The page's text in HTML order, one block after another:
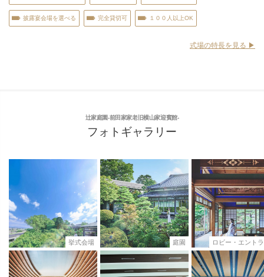
披露宴会場を選べる 完全貸切可 １００人以上OK
式場の特長を見る ▶︎
辻家庭園-前田家家老旧横山家迎賓館-
フォトギャラリー
挙式会場 庭園 ロビー・エント